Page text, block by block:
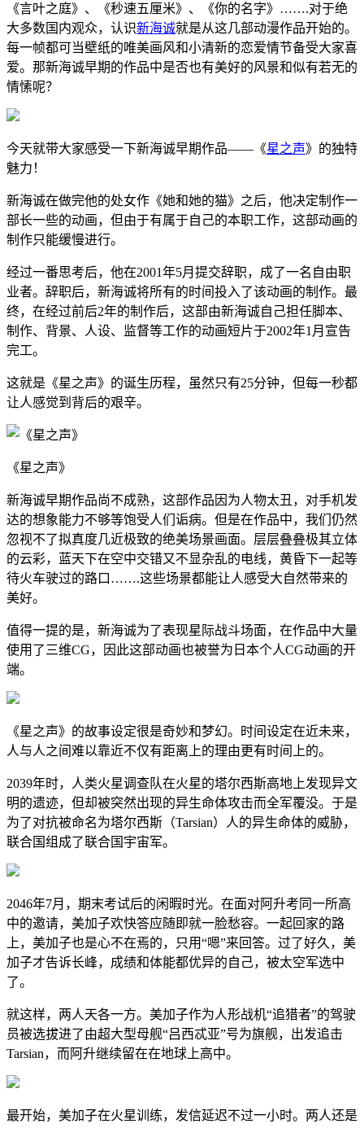
《言叶之庭》、《秒速五厘米》、《你的名字》…….对于绝
大多数国内观众，认识新海诚就是从这几部动漫作品开始的。
每一帧都可当壁纸的唯美画风和小清新的恋爱情节备受大家喜
爱。那新海诚早期的作品中是否也有美好的风景和似有若无的
情愫呢？
今天就带大家感受一下新海诚早期作品——《星之声》的独特
魅力！
新海诚在做完他的处女作《她和她的猫》之后，他决定制作一
部长一些的动画，但由于有属于自己的本职工作，这部动画的
制作只能缓慢进行。
经过一番思考后，他在2001年5月提交辞职，成了一名自由职
业者。辞职后，新海诚将所有的时间投入了该动画的制作。最
终，在经过前后2年的制作后，这部由新海诚自己担任脚本、
制作、背景、人设、监督等工作的动画短片于2002年1月宣告
完工。
这就是《星之声》的诞生历程，虽然只有25分钟，但每一秒都
让人感觉到背后的艰辛。
《星之声》
新海诚早期作品尚不成熟，这部作品因为人物太丑，对手机发
达的想象能力不够等饱受人们诟病。但是在作品中，我们仍然
忽视不了拟真度几近极致的绝美场景画面。层层叠叠极其立体
的云彩，蓝天下在空中交错又不显杂乱的电线，黄昏下一起等
待火车驶过的路口…….这些场景都能让人感受大自然带来的
美好。
值得一提的是，新海诚为了表现星际战斗场面，在作品中大量
使用了三维CG，因此这部动画也被誉为日本个人CG动画的开
端。
《星之声》的故事设定很是奇妙和梦幻。时间设定在近未来，
人与人之间难以靠近不仅有距离上的理由更有时间上的。
2039年时，人类火星调查队在火星的塔尔西斯高地上发现异文
明的遗迹，但却被突然出现的异生命体攻击而全军覆没。于是
为了对抗被命名为塔尔西斯（Tarsian）人的异生命体的威胁，
联合国组成了联合国宇宙军。
2046年7月，期末考试后的闲暇时光。在面对阿升考同一所高
中的邀请，美加子欢快答应随即就一脸愁容。一起回家的路
上，美加子也是心不在焉的，只用“嗯”来回答。过了好久，美
加子才告诉长峰，成绩和体能都优异的自己，被太空军选中
了。
就这样，两人天各一方。美加子作为人形战机“追猎者”的驾驶
员被选拔进了由超大型母舰“吕西忒亚”号为旗舰，出发追击
Tarsian，而阿升继续留在在地球上高中。
最开始，美加子在火星训练，发信延迟不过一小时。两人还是